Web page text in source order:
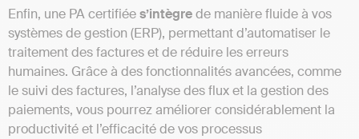
Enfin, une PA certifiées’intègrede manière fluide à vos
systèmes de gestion (ERP), permettant d’automatiser le
traitement des factures et de réduire les erreurs
humaines. Grâce à des fonctionnalités avancées, comme
le suivi des factures, l’analyse des flux et la gestion des
paiements, vous pourrez améliorer considérablement la
productivité et l’efficacité de vos processus